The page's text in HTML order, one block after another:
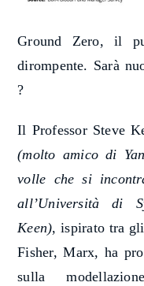
Ground Zero, il
dirompente. Sarà
?
Il Professor Steve
(molto amico di
volle che si
all’Università di
Keen), ispirato tra
Fisher, Marx, ha
sulla